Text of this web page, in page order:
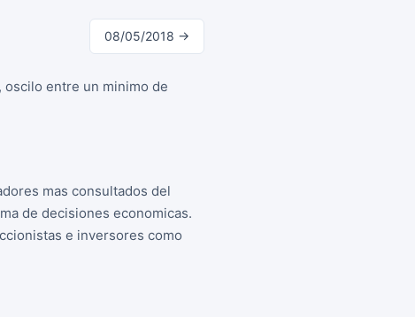
08/05/2018 →
oscilo entre un minimo de
mas consultados del
de decisiones economicas.
e inversores como